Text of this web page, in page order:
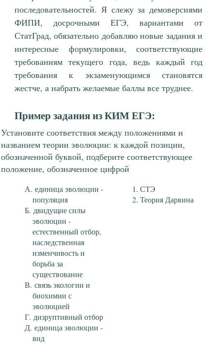
последовательностей. Я слежу за демоверсиями
ФИПИ, досрочными ЕГЭ, вариантами от
СтатГрад, обязательно добавляю новые задания и
интересные формулировки, соответствующие
требованиям текущего года, ведь каждый год
требования к экзаменующимся становятся
жестче, а набрать желаемые баллы все труднее.
Пример задания из КИМ ЕГЭ:
Установите соответствия между положениями и
названием теории эволюции: к каждой позиции,
обозначенной буквой, подберите соответствующее
положение, обозначенное цифрой
единица эволюции -
популяция
двидущие силы
эволюции -
естественный отбор,
наследственная
изменчивость и
борьба за
существование
связь экологии и
биохимии с
эволюцией
дизруптивный отбор
единица эволюции -
вид
СТЭ
Теория Дарвина